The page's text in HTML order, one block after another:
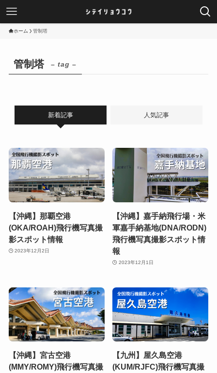
ホーム 管制塔
管制塔 – tag –
新着記事 人気記事
【沖縄】那覇空港
(OKA/ROAH)飛行機写真撮
影スポット情報
2023年12月2日
【沖縄】嘉手納飛行場・米
軍嘉手納基地(DNA/RODN)
飛行機写真撮影スポット情
報
2023年12月1日
【沖縄】宮古空港
(MMY/ROMY)飛行機写真撮
【九州】屋久島空港
(KUM/RJFC)飛行機写真撮